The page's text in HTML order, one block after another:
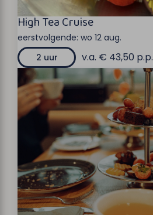
High Tea Cruise
eerstvolgende: wo 12 aug.
2 uur
v.a. € 43,50 p.p.